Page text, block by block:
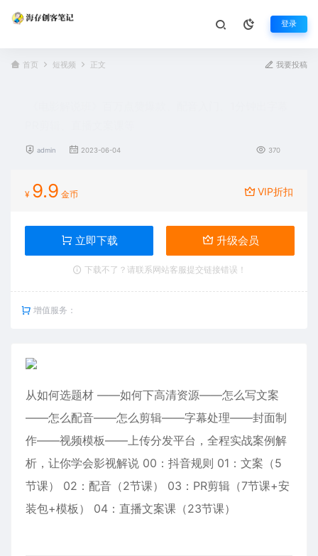
登录
首页 短视频 正文 我要投稿
admin 2023-06-04 370
¥ 9.9 金币 VIP折扣
立即下载 升级会员
下载不了？请联系网站客服提交链接错误！
增值服务：
从如何选题材 ——如何下高清资源——怎么写文案
——怎么配音——怎么剪辑——字幕处理——封面制
作——视频模板——上传分发平台，全程实战案例解
析，让你学会影视解说 00：抖音规则 01：文案（5
节课） 02：配音（2节课） 03：PR剪辑（7节课+安
装包+模板） 04：直播文案课（23节课）